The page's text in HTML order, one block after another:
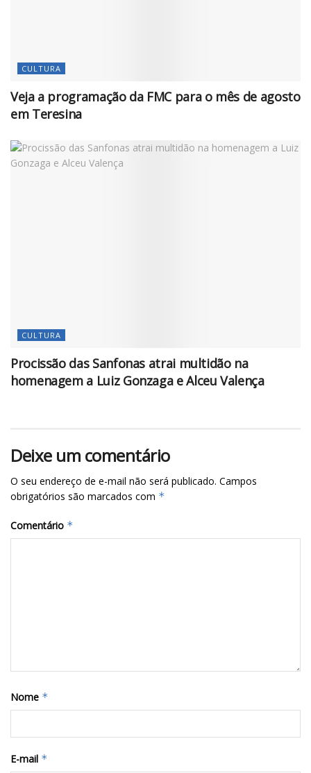
CULTURA
Veja a programação da FMC para o mês de agosto
em Teresina
CULTURA
Procissão das Sanfonas atrai multidão na
homenagem a Luiz Gonzaga e Alceu Valença
Deixe um comentário
O seu endereço de e-mail não será publicado. Campos
obrigatórios são marcados com *
Comentário *
Nome *
E-mail *